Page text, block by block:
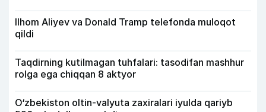
Ilhom Aliyev va Donald Tramp telefonda muloqot
qildi
Taqdirning kutilmagan tuhfalari: tasodifan mashhur
rolga ega chiqqan 8 aktyor
O‘zbekiston oltin-valyuta zaxiralari iyulda qariyb